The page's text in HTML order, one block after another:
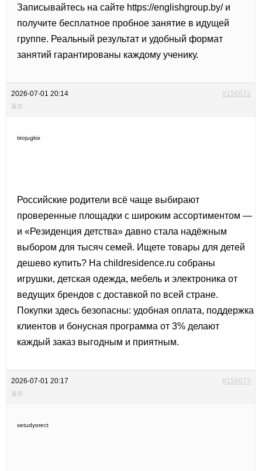
Записывайтесь на сайте https://englishgroup.by/ и
получите бесплатное пробное занятие в идущей
группе. Реальный результат и удобный формат
занятий гарантированы каждому ученику.
2026-07-01 20:14 #156672
返信
tirojugkix
Российские родители всё чаще выбирают
проверенные площадки с широким ассортиментом —
и «Резиденция детства» давно стала надёжным
выбором для тысяч семей. Ищете товары для детей
дешево купить? На childresidence.ru собраны
игрушки, детская одежда, мебель и электроника от
ведущих брендов с доставкой по всей стране.
Покупки здесь безопасны: удобная оплата, поддержка
клиентов и бонусная программа от 3% делают
каждый заказ выгодным и приятным.
2026-07-01 20:17 #156673
返信
xetudyorect